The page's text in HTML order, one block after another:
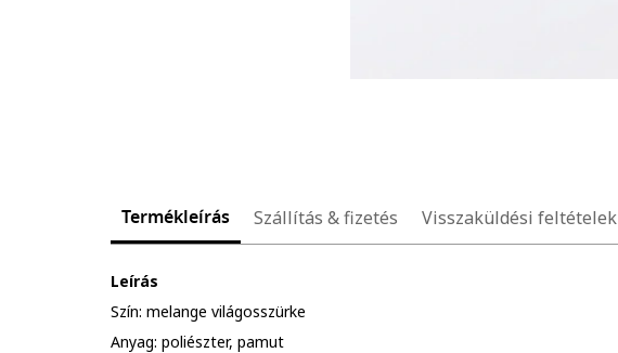
Termékleírás Szállítás & fizetés Visszaküldési feltételek
Leírás
Szín: melange világosszürke
Anyag: poliészter, pamut